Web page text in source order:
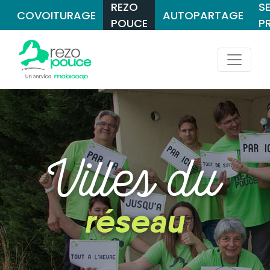
COVOITURAGE
REZO
POUCE
AUTOPARTAGE
Villes du
réseau